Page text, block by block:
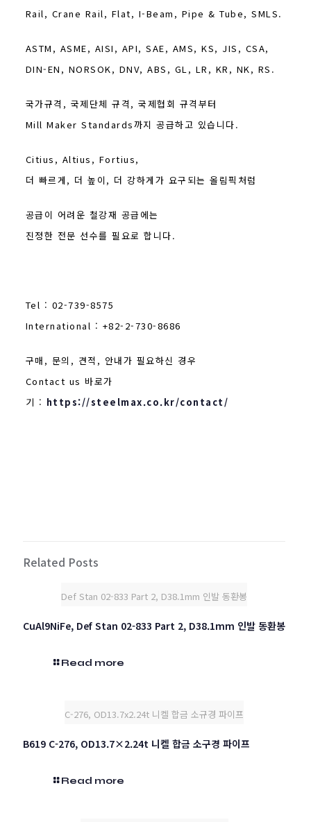
Rail, Crane Rail, Flat, I-Beam, Pipe & Tube, SMLS.
ASTM, ASME, AISI, API, SAE, AMS, KS, JIS, CSA,
DIN-EN, NORSOK, DNV, ABS, GL, LR, KR, NK, RS.
국가규격, 국제단체 규격, 국제협회 규격부터
Mill Maker Standards까지 공급하고 있습니다.
Citius, Altius, Fortius,
더 빠르게, 더 높이, 더 강하게가 요구되는 올림픽처럼
공급이 어려운 철강재 공급에는
진정한 전문 선수를 필요로 합니다.
Tel : 02-739-8575
International : +82-2-730-8686
구매, 문의, 견적, 안내가 필요하신 경우
Contact us 바로가
기 : https://steelmax.co.kr/contact/
Related Posts
Def Stan 02-833 Part 2, D38.1mm 인발 동환봉
CuAl9NiFe, Def Stan 02-833 Part 2, D38.1mm 인발 동환봉
Read more
C-276, OD13.7x2.24t 니켈 합금 소규경 파이프
B619 C-276, OD13.7×2.24t 니켈 합금 소구경 파이프
Read more